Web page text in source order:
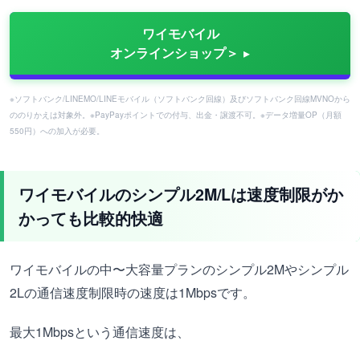
ワイモバイル
オンラインショップ＞
※ソフトバンク/LINEMO/LINEモバイル（ソフトバンク回線）及びソフトバンク回線MVNOから
ののりかえは対象外。※PayPayポイントでの付与、出金・譲渡不可。※データ増量OP（月額
550円）への加入が必要。
ワイモバイルのシンプル2M/Lは速度制限がか
かっても比較的快適
ワイモバイルの中〜大容量プランのシンプル2Mやシンプル
2Lの通信速度制限時の速度は1Mbpsです。
最大1Mbpsという通信速度は、